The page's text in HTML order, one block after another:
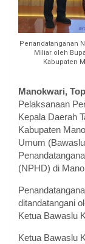
Penandatanganan
Miliar oleh
Kabupaten
Manokwari,
Pelaksanaan
Kepala Daerah
Kabupaten
Umum
(NPHD) di
ditandatangani
Ketua Bawaslu
Ketua Bawaslu